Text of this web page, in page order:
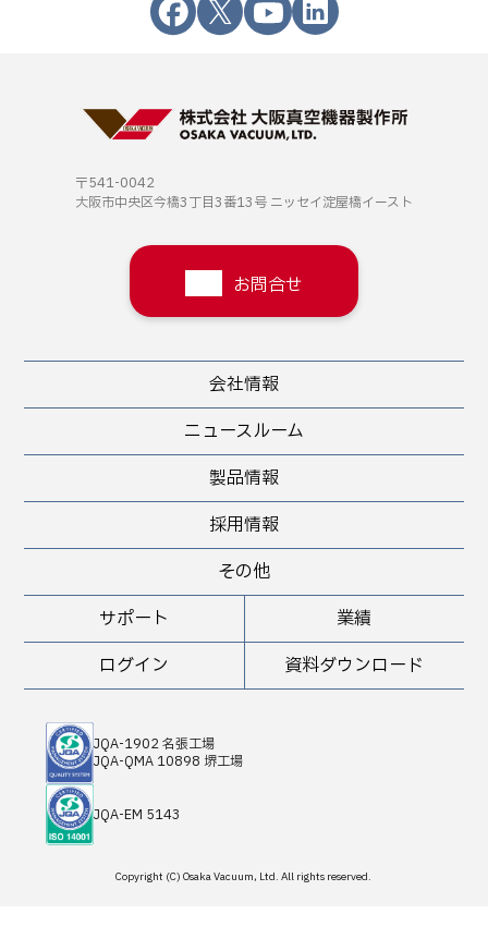
〒541-0042
大阪市中央区今橋3丁目3番13号 ニッセイ淀屋橋イースト
お問合せ
会社情報
ニュースルーム
製品情報
サポート 業績
採用情報
ログイン 資料ダウンロード
その他
JQA-1902 名張工場
JQA-QMA 10898 堺工場
JQA-EM 5143
Copyright (C) Osaka Vacuum, Ltd. All rights reserved.